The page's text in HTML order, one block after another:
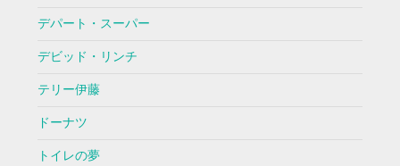
デパート・スーパー
デビッド・リンチ
テリー伊藤
ドーナツ
トイレの夢